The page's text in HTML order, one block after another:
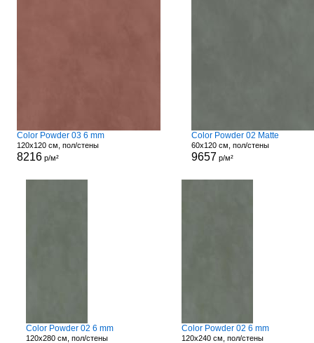
Color Powder 03 6 mm
120x120 см, пол/стены
8216р/м²
Color Powder 02 Matte
60x120 см, пол/стены
9657 р/м²
Color Powder 02 6 mm
120x280 см, пол/стены
Color Powder 02 6 mm
120x240 см, пол/стены